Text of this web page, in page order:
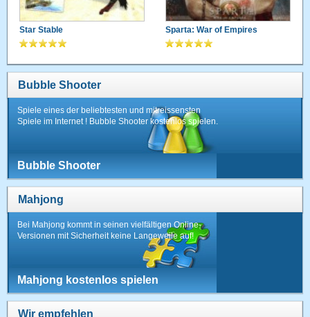
Star Stable Sparta: War of Empires
Bubble Shooter
Spiele eines der beliebtesten und mitreissensten
Spiele im Internet ! Bubble Shooter kostenlos spielen.
Bubble Shooter
Mahjong
Bei Mahjong kommt in seinen vielfältigen Online-
Versionen mit Sicherheit keine Langeweile auf!
Mahjong kostenlos spielen
Wir empfehlen